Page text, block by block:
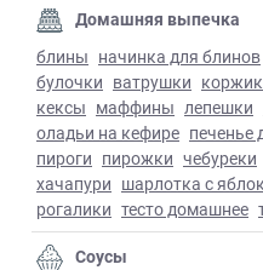
Домашняя выпечка
блины начинка для блинов
булочки ватрушки
кексы маффины лепешки
оладьи на кефире печенье
пироги пирожки чебуреки
хачапури шарлотка с
рогалики тесто домашнее
Соусы